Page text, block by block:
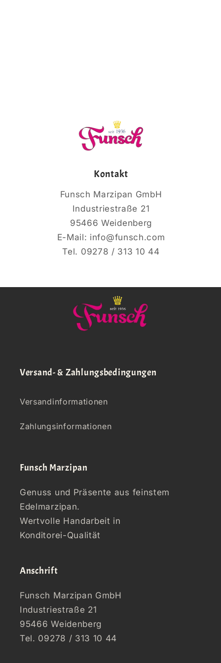
Kontakt
Funsch Marzipan GmbH
Industriestraße 21
95466 Weidenberg
E-Mail: info@funsch.com
Tel. 09278 / 313 10 44
Versand- & Zahlungsbedingungen
Versandinformationen
Zahlungsinformationen
Funsch Marzipan
Genuss und Präsente aus feinstem
Edelmarzipan.
Wertvolle Handarbeit in
Konditorei-Qualität
Anschrift
Funsch Marzipan GmbH
Industriestraße 21
95466 Weidenberg
Tel. 09278 / 313 10 44